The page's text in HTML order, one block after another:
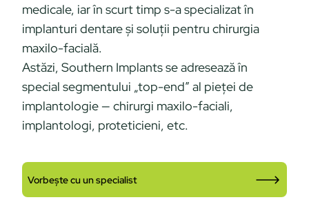
medicale, iar în scurt timp s-a specializat în
implanturi dentare şi soluţii pentru chirurgia
maxilo-facială.
Astăzi, Southern Implants se adresează în
special segmentului „top-end” al pieţei de
implantologie — chirurgi maxilo-faciali,
implantologi, proteticieni, etc.
Vorbește cu un specialist